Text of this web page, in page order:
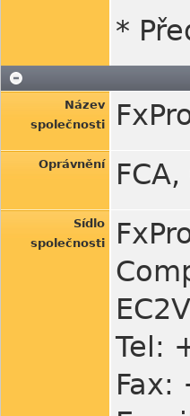
*
Název
společnosti
Oprávnění FCA,
Sídlo
společnosti
Tel:
Fax: